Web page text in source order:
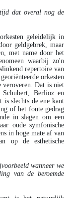
dat overal nog de
geleidelijk in
geldgebrek, maar
met name door het
waarbij zo'n
repertoire van
orkesten
veroveren. Dat is niet
Schubert, Berlioz en
is slechts de ene kant
of het foute gedrag
in slagen om een
oude symfonische
in hoge mate af van
op de esthetische
wanneer we
van de beroemde